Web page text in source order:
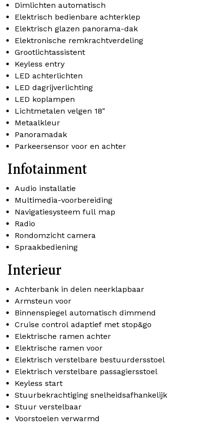
Dimlichten automatisch
Elektrisch bedienbare achterklep
Elektrisch glazen panorama-dak
Elektronische remkrachtverdeling
Grootlichtassistent
Keyless entry
LED achterlichten
LED dagrijverlichting
LED koplampen
Lichtmetalen velgen 18"
Metaalkleur
Panoramadak
Parkeersensor voor en achter
Infotainment
Audio installatie
Multimedia-voorbereiding
Navigatiesysteem full map
Radio
Rondomzicht camera
Spraakbediening
Interieur
Achterbank in delen neerklapbaar
Armsteun voor
Binnenspiegel automatisch dimmend
Cruise control adaptief met stop&go
Elektrische ramen achter
Elektrische ramen voor
Elektrisch verstelbare bestuurdersstoel
Elektrisch verstelbare passagiersstoel
Keyless start
Stuurbekrachtiging snelheidsafhankelijk
Stuur verstelbaar
Voorstoelen verwarmd